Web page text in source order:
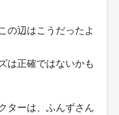
の辺はこうだったよ
は正確ではないかも
ターは、ふんずさん